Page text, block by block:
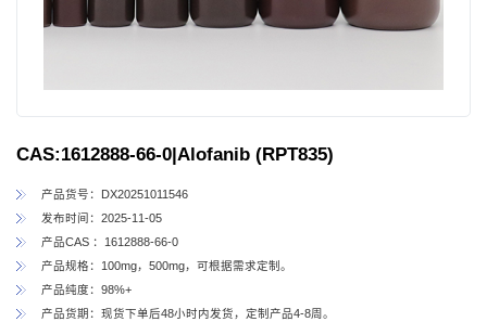
CAS:1612888-66-0|Alofanib (RPT835)
产品货号：DX20251011546
发布时间：2025-11-05
产品CAS ：1612888-66-0
产品规格：100mg，500mg，可根据需求定制。
产品纯度：98%+
产品货期：现货下单后48小时内发货，定制产品4-8周。